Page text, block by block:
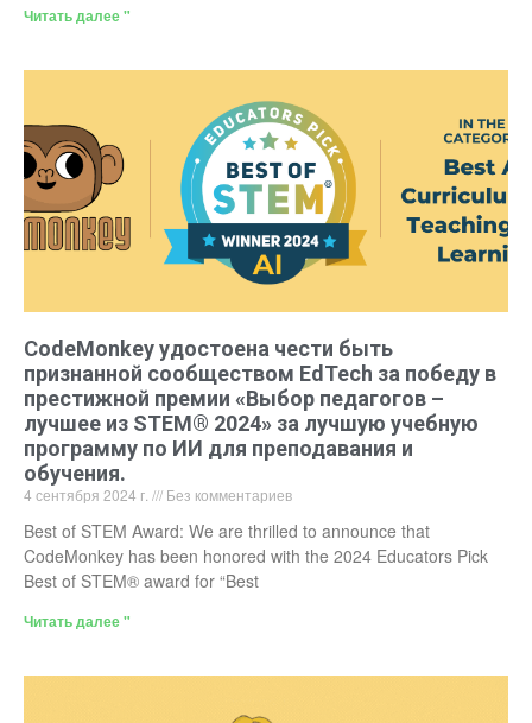
Читать далее "
CodeMonkey удостоена чести быть
признанной сообществом EdTech за победу в
престижной премии «Выбор педагогов –
лучшее из STEM® 2024» за лучшую учебную
программу по ИИ для преподавания и
обучения.
4 сентября 2024 г. Без комментариев
Best of STEM Award: We are thrilled to announce that
CodeMonkey has been honored with the 2024 Educators Pick
Best of STEM® award for “Best
Читать далее "